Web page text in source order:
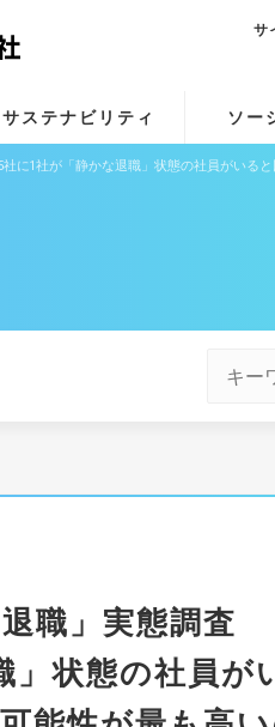
サステナビリティ ソー
サ
に1社が「静かな退職」状態の社員がいる
退職」実態調査
状態の社員が